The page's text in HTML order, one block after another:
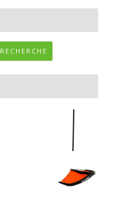
RECHERCHE